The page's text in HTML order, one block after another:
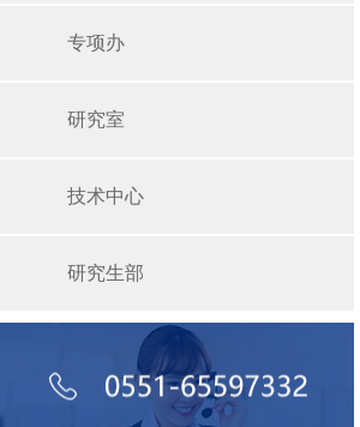
专项办
研究室
技术中心
研究生部